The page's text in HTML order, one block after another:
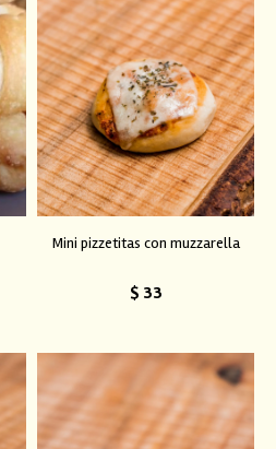
Mini pizzetitas con muzzarella
$ 33